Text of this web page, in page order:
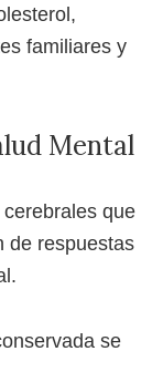
familiares y
Mental
que
de respuestas
se